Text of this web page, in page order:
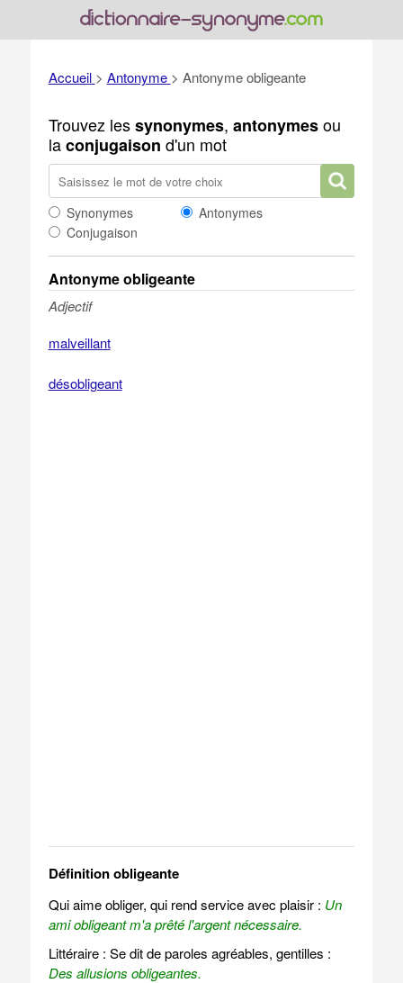
Accueil > Antonyme > Antonyme obligeante
Trouvez lessynonymes, antonymesou
laconjugaison d'un mot
Synonymes
Antonymes
Conjugaison
Antonyme obligeante
Adjectif
malveillant
désobligeant
Définition obligeante
Qui aime obliger, qui rend service avec plaisir : Un
ami obligeant m'a prêté l'argent nécessaire.
Littéraire : Se dit de paroles agréables, gentilles :
Des allusions obligeantes.